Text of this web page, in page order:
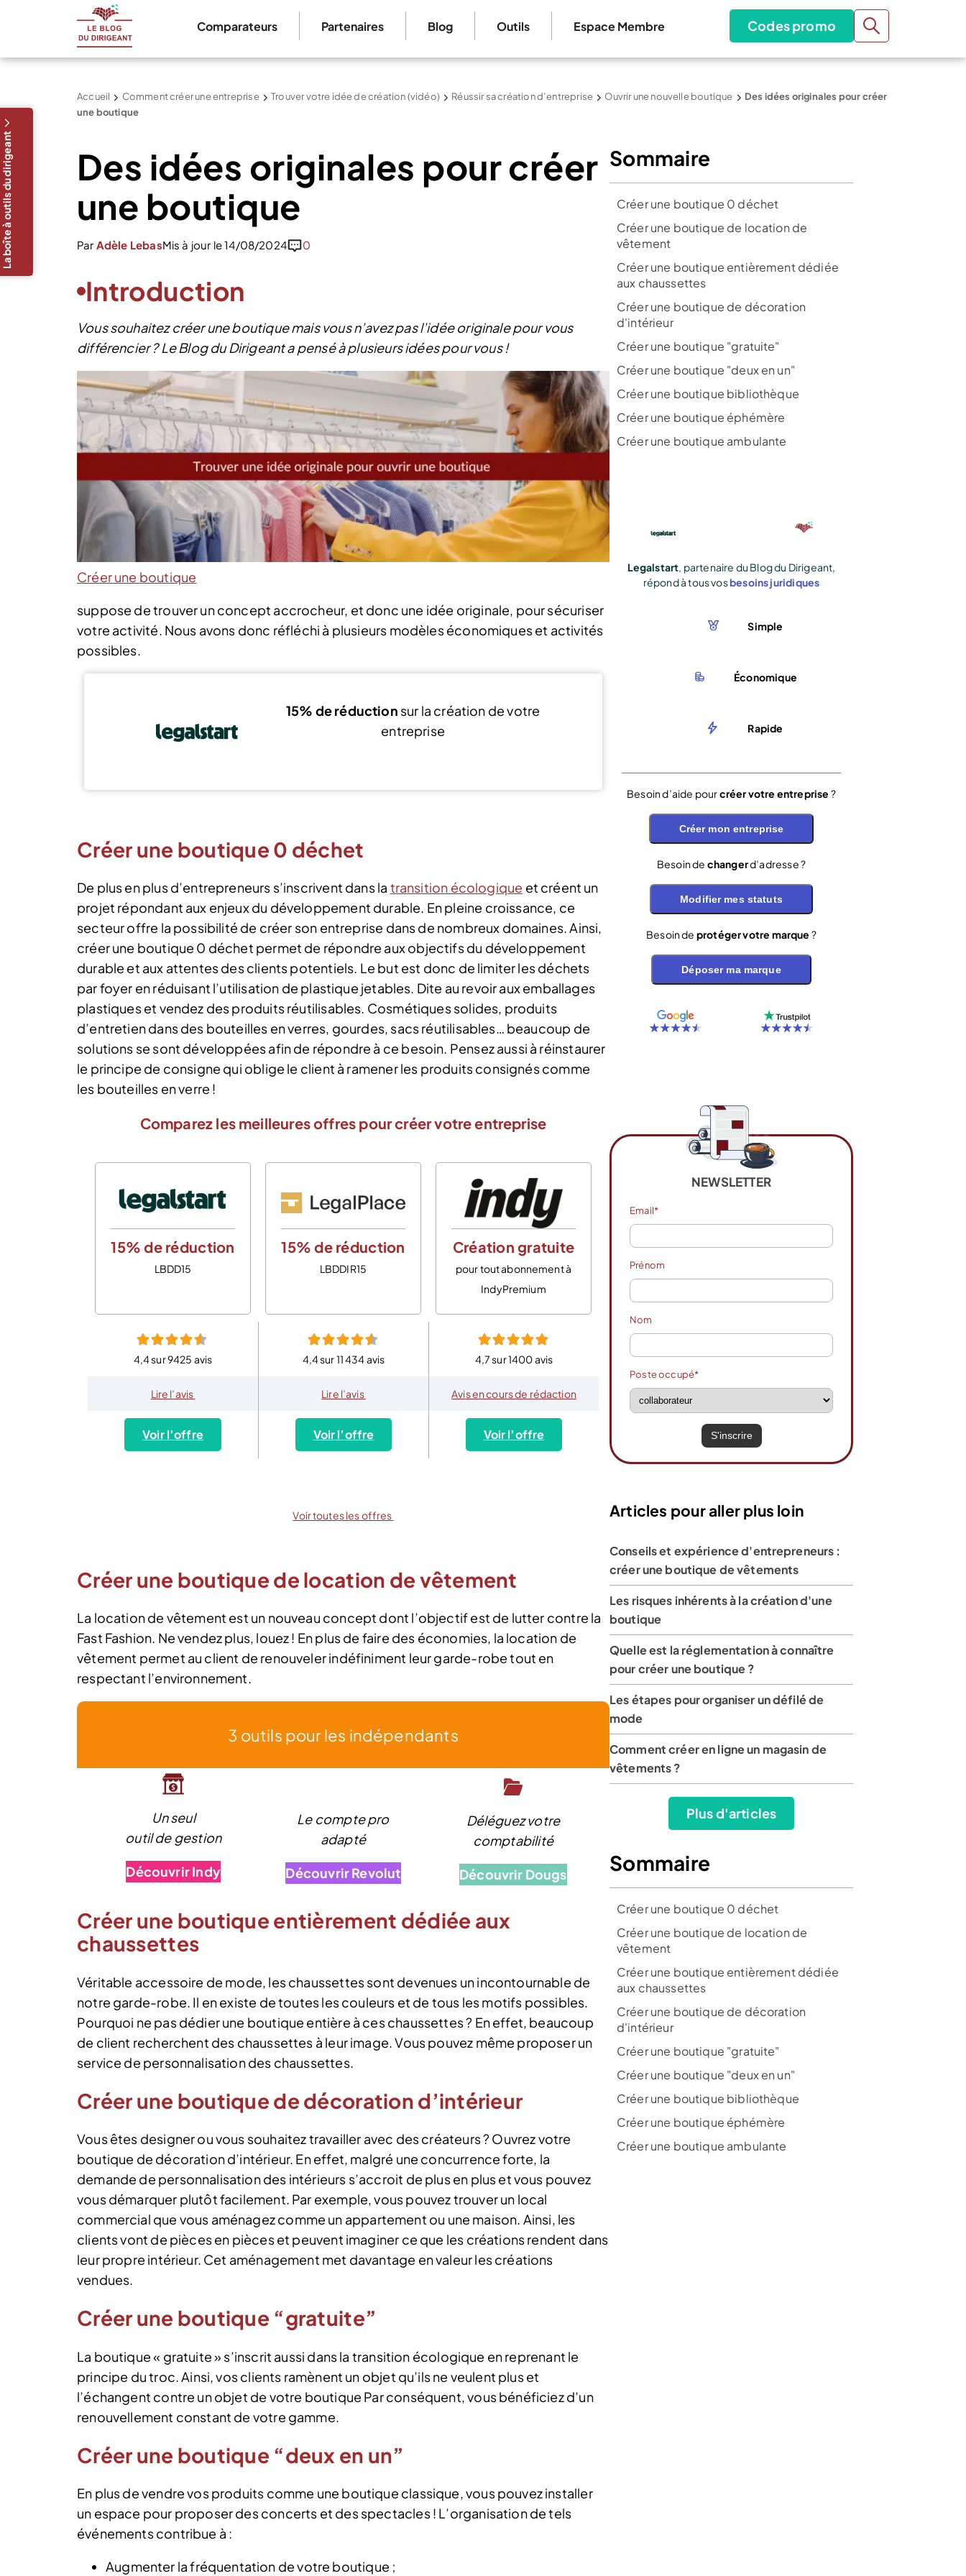
Comparateurs Partenaires Blog Outils Espace Membre Codes promo
Accueil Comment créer une entreprise Trouver votre idée de création (vidéo) Réussir sa création d’entreprise Ouvrir une nouvelle boutique
Des idées originales pour créer
une boutique
Des idées originales pour créer
une boutique
Par Adèle LebasMis à jour le 14/08/2024 0
Introduction
Vous souhaitez créer une boutique mais vous n’avez pas l’idée originale pour vous
différencier ? Le Blog du Dirigeant a pensé à plusieurs idées pour vous !
La boîte à outils du dirigeant
Créer une boutique
suppose de trouver un concept accrocheur, et donc une idée originale, pour sécuriser
votre activité. Nous avons donc réfléchi à plusieurs modèles économiques et activités
possibles.
15% de réduction sur la création de votre
entreprise
Créer une boutique 0 déchet
De plus en plus d’entrepreneurs s’inscrivent dans la transition écologique et créent un
projet répondant aux enjeux du développement durable. En pleine croissance, ce
secteur offre la possibilité de créer son entreprise dans de nombreux domaines. Ainsi,
créer une boutique 0 déchet permet de répondre aux objectifs du développement
durable et aux attentes des clients potentiels. Le but est donc de limiter les déchets
par foyer en réduisant l’utilisation de plastique jetables. Dite au revoir aux emballages
plastiques et vendez des produits réutilisables. Cosmétiques solides, produits
d’entretien dans des bouteilles en verres, gourdes, sacs réutilisables… beaucoup de
solutions se sont développées afin de répondre à ce besoin. Pensez aussi à réinstaurer
le principe de consigne qui oblige le client à ramener les produits consignés comme
les bouteilles en verre !
Comparez les meilleures offres pour créer votre entreprise
15% de réduction
LBDD15
4,4 sur 9425 avis
Lire l’avis
Voir l’offre
15% de réduction
LBDDIR15
4,4 sur 11 434 avis
Lire l’avis
Voir l’offre
Création gratuite
pour tout abonnement à
IndyPremium
4,7 sur 1400 avis
Avis en cours de rédaction
Voir l’offre
Voir toutes les offres
Créer une boutique de location de vêtement
La location de vêtement est un nouveau concept dont l’objectif est de lutter contre la
Fast Fashion. Ne vendez plus, louez ! En plus de faire des économies, la location de
vêtement permet au client de renouveler indéfiniment leur garde-robe tout en
respectant l’environnement.
3 outils pour les indépendants
Un seul
outil de gestion
Découvrir Indy
Le compte pro
adapté
Découvrir Revolut
Déléguez votre
comptabilité
Découvrir Dougs
Créer une boutique entièrement dédiée aux
chaussettes
Véritable accessoire de mode, les chaussettes sont devenues un incontournable de
notre garde-robe. Il en existe de toutes les couleurs et de tous les motifs possibles.
Pourquoi ne pas dédier une boutique entière à ces chaussettes ? En effet, beaucoup
de client recherchent des chaussettes à leur image. Vous pouvez même proposer un
service de personnalisation des chaussettes.
Créer une boutique de décoration d’intérieur
Vous êtes designer ou vous souhaitez travailler avec des créateurs ? Ouvrez votre
boutique de décoration d’intérieur. En effet, malgré une concurrence forte, la
demande de personnalisation des intérieurs s’accroit de plus en plus et vous pouvez
vous démarquer plutôt facilement. Par exemple, vous pouvez trouver un local
commercial que vous aménagez comme un appartement ou une maison. Ainsi, les
clients vont de pièces en pièces et peuvent imaginer ce que les créations rendent dans
leur propre intérieur. Cet aménagement met davantage en valeur les créations
vendues.
Créer une boutique “gratuite”
La boutique « gratuite » s’inscrit aussi dans la transition écologique en reprenant le
principe du troc. Ainsi, vos clients ramènent un objet qu’ils ne veulent plus et
l’échangent contre un objet de votre boutique Par conséquent, vous bénéficiez d’un
renouvellement constant de votre gamme.
Créer une boutique “deux en un”
En plus de vendre vos produits comme une boutique classique, vous pouvez installer
un espace pour proposer des concerts et des spectacles ! L’organisation de tels
événements contribue à :
Augmenter la fréquentation de votre boutique ;
Sommaire
Créer une boutique 0 déchet
Créer une boutique de location de
vêtement
Créer une boutique entièrement dédiée
aux chaussettes
Créer une boutique de décoration
d'intérieur
Créer une boutique "gratuite"
Créer une boutique "deux en un"
Créer une boutique bibliothèque
Créer une boutique éphémère
Créer une boutique ambulante
Legalstart, partenaire du Blog du Dirigeant,
répond à tous vosbesoins juridiques
Simple
Économique
Rapide
Besoin d’aide pourcréer votre entreprise ?
Créer mon entreprise
Besoin de changerd’adresse ?
Modifier mes statuts
Besoin de protéger votre marque ?
Déposer ma marque
NEWSLETTER
Email*
Prénom
Nom
Poste occupé*
Articles pour aller plus loin
Conseils et expérience d'entrepreneurs :
créer une boutique de vêtements
Les risques inhérents à la création d'une
boutique
Quelle est la réglementation à connaître
pour créer une boutique ?
Les étapes pour organiser un défilé de
mode
Comment créer en ligne un magasin de
vêtements ?
Plus d'articles
Sommaire
Créer une boutique 0 déchet
Créer une boutique de location de
vêtement
Créer une boutique entièrement dédiée
aux chaussettes
Créer une boutique de décoration
d'intérieur
Créer une boutique "gratuite"
Créer une boutique "deux en un"
Créer une boutique bibliothèque
Créer une boutique éphémère
Créer une boutique ambulante